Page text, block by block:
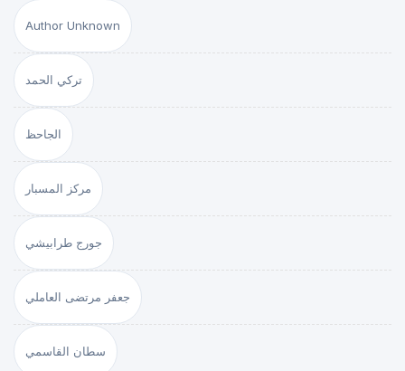
Author Unknown
تركي الحمد
الجاحظ
مركز المسبار
جورج طرابيشي
جعفر مرتضى العاملي
سطان القاسمي